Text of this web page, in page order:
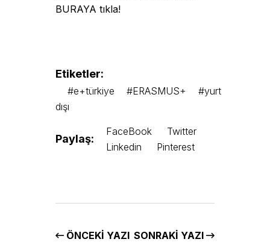
BURAYA tıkla!
Etiketler:
#e+türkiye #ERASMUS+
#yurt
dışı
Paylaş:
FaceBook
Twitter
Linkedin
Pinterest
ÖNCEKI YAZI SONRAKI YAZI